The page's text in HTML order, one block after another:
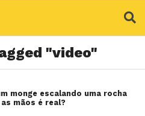
"video"
monge escalando uma rocha
mãos é real?